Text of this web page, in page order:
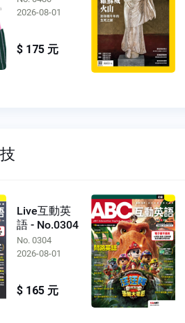
2026-08-01
$ 175 元
Live互動英
語 - No.0304
No. 0304
2026-08-01
$ 165 元